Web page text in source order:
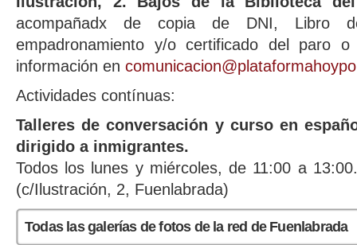
acompañadx de copia de DNI, Libro
empadronamiento y/o certificado del paro
información en
Actividades contínuas:
Talleres de conversación y curso en
dirigido a inmigrantes.
Todos los lunes y miércoles, de 11:00 a
(c/Ilustración, 2, Fuenlabrada)
Todas las galerías de fotos de la red de Fuenlabrada